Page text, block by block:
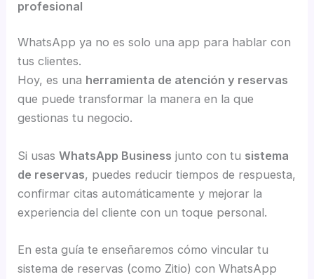
profesional
WhatsApp ya no es solo una app para hablar con
tus clientes.
Hoy, es una herramienta de atención y reservas
que puede transformar la manera en la que
gestionas tu negocio.
Si usasWhatsApp Business junto con tu sistema
de reservas, puedes reducir tiempos de respuesta,
confirmar citas automáticamente y mejorar la
experiencia del cliente con un toque personal.
En esta guía te enseñaremos cómo vincular tu
sistema de reservas (como Zitio) con WhatsApp